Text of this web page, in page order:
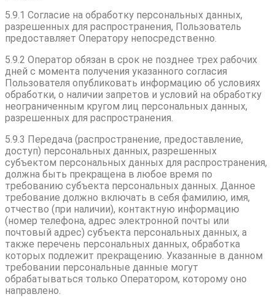
5.9.1 Согласие на обработку персональных данных,
разрешенных для распространения, Пользователь
предоставляет Оператору непосредственно.
5.9.2 Оператор обязан в срок не позднее трех рабочих
дней с момента получения указанного согласия
Пользователя опубликовать информацию об условиях
обработки, о наличии запретов и условий на обработку
неограниченным кругом лиц персональных данных,
разрешенных для распространения.
5.9.3 Передача (распространение, предоставление,
доступ) персональных данных, разрешенных
субъектом персональных данных для распространения,
должна быть прекращена в любое время по
требованию субъекта персональных данных. Данное
требование должно включать в себя фамилию, имя,
отчество (при наличии), контактную информацию
(номер телефона, адрес электронной почты или
почтовый адрес) субъекта персональных данных, а
также перечень персональных данных, обработка
которых подлежит прекращению. Указанные в данном
требовании персональные данные могут
обрабатываться только Оператором, которому оно
направлено.